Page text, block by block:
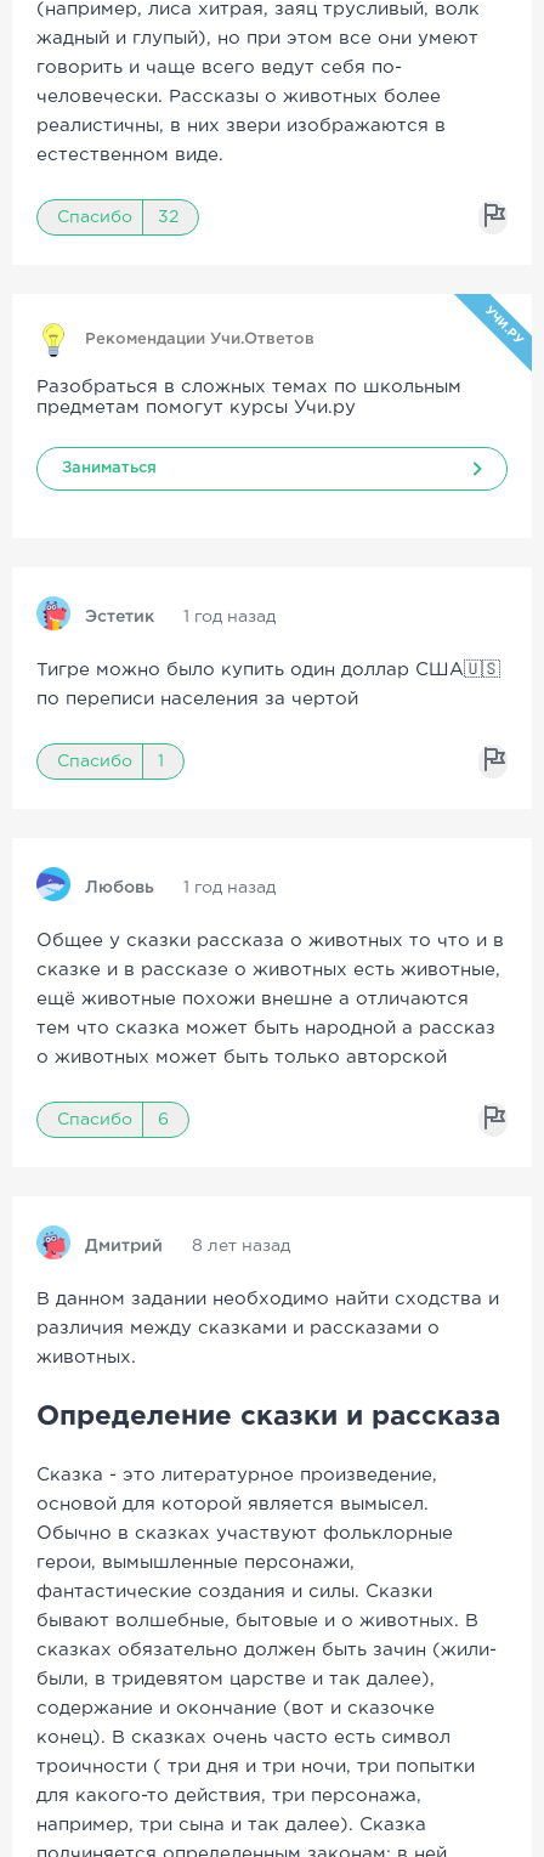
(например, лиса хитрая, заяц трусливый, волк
жадный и глупый), но при этом все они умеют
говорить и чаще всего ведут себя по-
человечески. Рассказы о животных более
реалистичны, в них звери изображаются в
естественном виде.
Спасибо 32
Рекомендации Учи.Ответов УЧИ.РУ
Разобраться в сложных темах по школьным
предметам помогут курсы Учи.ру
Заниматься
Эстетик 1 год назад
Тигре можно было купить один доллар США🇺🇸
по переписи населения за чертой
Спасибо 1
Любовь 1 год назад
Общее у сказки рассказа о животных то что и в
сказке и в рассказе о животных есть животные,
ещё животные похожи внешне а отличаются
тем что сказка может быть народной а рассказ
о животных может быть только авторской
Спасибо 6
Дмитрий 8 лет назад
В данном задании необходимо найти сходства и
различия между сказками и рассказами о
животных.
Определение сказки и рассказа
Сказка - это литературное произведение,
основой для которой является вымысел.
Обычно в сказках участвуют фольклорные
герои, вымышленные персонажи,
фантастические создания и силы. Сказки
бывают волшебные, бытовые и о животных. В
сказках обязательно должен быть зачин (жили-
были, в тридевятом царстве и так далее),
содержание и окончание (вот и сказочке
конец). В сказках очень часто есть символ
троичности ( три дня и три ночи, три попытки
для какого-то действия, три персонажа,
например, три сына и так далее). Сказка